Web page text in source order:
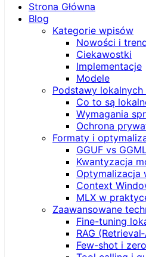
Strona Główna
Blog
Kategorie wpisów
Nowości i
Ciekawostki
Implementacje
Modele
Podstawy lokalnych
Co to są
Wymagania
Ochrona
Formaty i
GGUF vs
Kwantyzacja
Optymalizacja
Context
MLX w
Zaawansowane
Fine-tuning
RAG
Few-shot i